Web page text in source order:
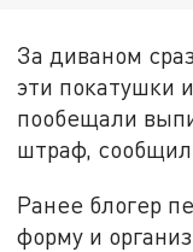
За диваном
эти покатушки
пообещали
штраф,
Ранее блогер
форму и